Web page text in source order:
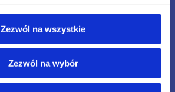
Zezwól na wszystkie
Zezwól na wybór